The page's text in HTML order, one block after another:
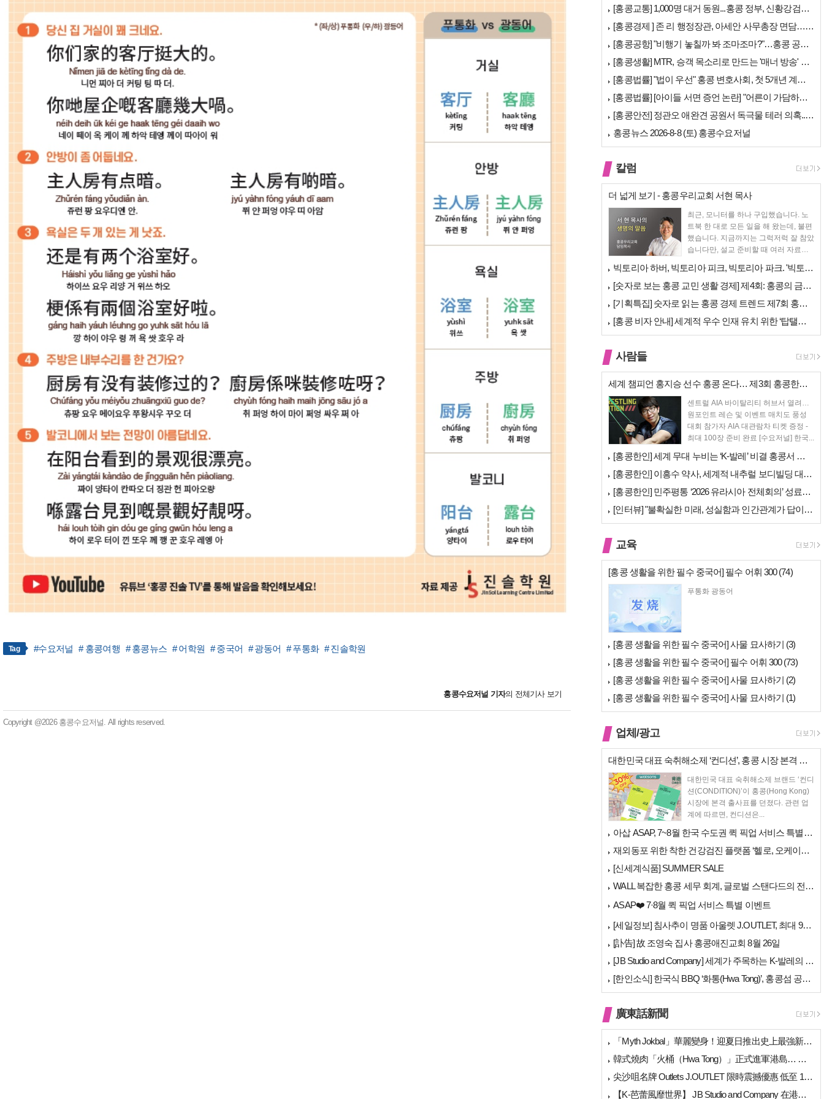
Tag #수요저널 # 홍콩여행 # 홍콩뉴스 # 어학원 # 중국어 # 광동어 # 푸통화 # 진솔학원
홍콩수요저널 기자의 전체기사 보기
Copyright @2026 홍콩수요저널. All rights reserved.
[홍콩교통] 1,000명 대거 동원...홍콩 정부, 신황강검문소 개장 앞…
[홍콩경제 ] 존 리 행정장관, 아세안 사무총장 면담… "무역·경제 협력…
[홍콩공항] "비행기 놓칠까 봐 조마조마?"…홍콩 공항 식당, AI 탑승…
[홍콩생활] MTR, 승객 목소리로 만드는 '매너 방송' 캠페인 시작
[홍콩법률] "법이 우선" 홍콩 변호사회, 첫 5개년 계획에 뼈 있는 권…
[홍콩법률] [아이들 서면 증언 논란] "어른이 가담하면 왜곡된다"… 홍…
[홍콩안전] 정관오 애완견 공원서 독극물 테러 의혹... 홍콩 경찰 수사…
홍콩뉴스 2026-8-8 (토) 홍콩수요저널
칼럼
더 넓게 보기 - 홍콩우리교회 서현 목사
최근, 모니터를 하나 구입했습니다. 노
트북 한 대로 모든 일을 해 왔는데, 불편
했습니다. 지금까지는 그럭저럭 잘 참았
습니다만, 설교 준비할 때 여러 자료를
빅토리아 하버, 빅토리아 피크, 빅토리아 파크. '빅토리아’의 이름은 어…
[숫자로 보는 홍콩 교민 생활 경제] 제4회: 홍콩의 금융 — 지표 및 …
[기획특집] 숫자로 읽는 홍콩 경제 트렌드 제7회 홍콩 문화·창의 산업…
[홍콩 비자 안내] 세계적 우수 인재 유치 위한 ‘탑탤런트 비자(TTPS…
사람들
세계 챔피언 홍지승 선수 홍콩 온다… 제3회 홍콩한인팔씨름대회 9월 12…
센트럴 AIA 바이탈리티 허브서 열려…
원포인트 레슨 및 이벤트 매치도 풍성
대회 참가자 AIA 대관람차 티켓 증정 -
최대 100장 준비 완료 [수요저널] 한국...
[홍콩한인] 세계 무대 누비는 ‘K-발레’ 비결 홍콩서 연다… 정발레스튜…
[홍콩한인] 이흥수 약사, 세계적 내추럴 보디빌딩 대회 WNBF 홍콩서 …
[홍콩한인] 민주평통 ‘2026 유라시아 전체회의’ 성료… 이재명 대통령…
[인터뷰] "불확실한 미래, 성실함과 인간관계가 답이다"… 최강욱 한은 …
교육
[홍콩 생활을 위한 필수 중국어] 필수 어휘 300 (74)
푸통화 광동어
[홍콩 생활을 위한 필수 중국어] 사물 묘사하기 (3)
[홍콩 생활을 위한 필수 중국어] 필수 어휘 300 (73)
[홍콩 생활을 위한 필수 중국어] 사물 묘사하기 (2)
[홍콩 생활을 위한 필수 중국어] 사물 묘사하기 (1)
업체/광고
대한민국 대표 숙취해소제 ‘컨디션’, 홍콩 시장 본격 상륙… 왓슨스 입점…
대한민국 대표 숙취해소제 브랜드 ‘컨디
션(CONDITION)’이 홍콩(Hong Kong)
시장에 본격 출사표를 던졌다. 관련 업
계에 따르면, 컨디션은...
아삽 ASAP, 7~8월 한국 수도권 퀵 픽업 서비스 특별 프로모션 실시
재외동포 위한 착한 건강검진 플랫폼 ‘헬로, 오케이검진’ 서비스 개시
[신세계식품] SUMMER SALE
WALL 복잡한 홍콩 세무 회계, 글로벌 스탠다드의 전문가들이 답을 드립…
ASAP❤️ 7·8월 퀵 픽업 서비스 특별 이벤트
[세일정보] 침사추이 명품 아울렛 J.OUTLET, 최대 90% 빅 세일…
[訃告] 故 조영숙 집사 홍콩애진교회 8월 26일
[JB Studio and Company] 세계가 주목하는 K-발레의 비…
[한인소식] 한국식 BBQ ‘화통(Hwa Tong)’, 홍콩섬 공략 본격…
廣東話新聞
「Myth Jokbal」華麗變身！迎夏日推出史上最強新菜式陣容
韓式燒肉「火桶（Hwa Tong）」正式進軍港島… 上環、銅鑼灣新店相繼開幕
尖沙咀名牌 Outlets J.OUTLET 限時震撼優惠 低至 1 折（高達 …
【K-芭蕾風靡世界】 JB Studio and Company 在港開幕 引進…